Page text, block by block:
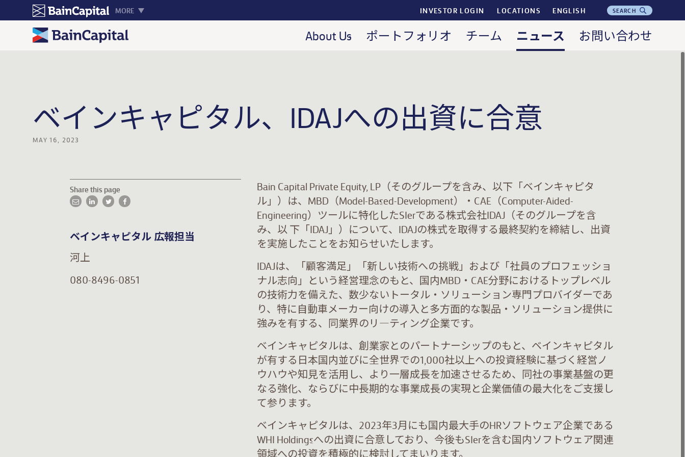
MORE INVESTOR LOGIN LOCATIONS ENGLISH SEARCH
About Us ポートフォリオ チーム ニュース お問い合わせ
ベインキャピタル、IDAJへの出資に合意
MAY 16, 2023
Share this page
ベインキャピタル 広報担当
河上
080-8496-0851
Bain Capital Private Equity, LP（そのグループを含み、以下「ベインキャピタ
ル」）は、MBD（Model-Based-Development）・CAE（Computer-Aided-
Engineering）ツールに特化したSIerである株式会社IDAJ（そのグループを含
み、以 下「IDAJ」）について、IDAJの株式を取得する最終契約を締結し、出資
を実施したことをお知らせいたします。
IDAJは、「顧客満足」「新しい技術への挑戦」および「社員のプロフェッショ
ナル志向」という経営理念のもと、国内MBD・CAE分野におけるトップレベル
の技術力を備えた、数少ないトータル・ソリューション専門プロバイダーであ
り、特に自動車メーカー向けの導入と多方面的な製品・ソリューション提供に
強みを有する、同業界のリ―ティング企業です。
ベインキャピタルは、創業家とのパートナーシップのもと、ベインキャピタル
が有する日本国内並びに全世界での1,000社以上への投資経験に基づく経営ノ
ウハウや知見を活用し、より一層成長を加速させるため、同社の事業基盤の更
なる強化、ならびに中長期的な事業成長の実現と企業価値の最大化をご支援し
て参ります。
ベインキャピタルは、2023年3月にも国内最大手のHRソフトウェア企業である
WHI Holdingsへの出資に合意しており、今後もSIerを含む国内ソフトウェア関連
領域への投資を積極的に検討してまいります。